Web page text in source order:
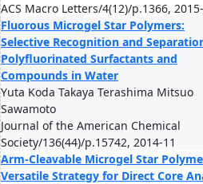
ACS Macro Letters/4(12)/p.1366,
Fluorous Microgel Star Polymers:
Selective Recognition and
Polyfluorinated Surfactants and
Compounds in Water
Yuta Koda Takaya Terashima Mitsuo
Sawamoto
Journal of the American Chemical
Society/136(44)/p.15742, 2014-11
Arm-Cleavable Microgel Star
Versatile Strategy for Direct Core